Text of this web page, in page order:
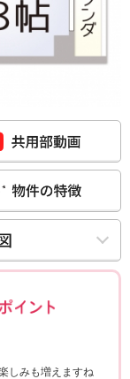
しみも増えますね